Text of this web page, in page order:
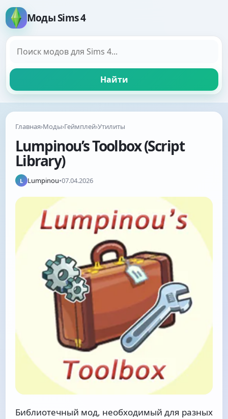
Моды Sims 4
Найти
Главная›Моды›Геймплей›Утилиты
Lumpinou’s Toolbox (Script
Library)
L Lumpinou•07.04.2026
Библиотечный мод, необходимый для разных